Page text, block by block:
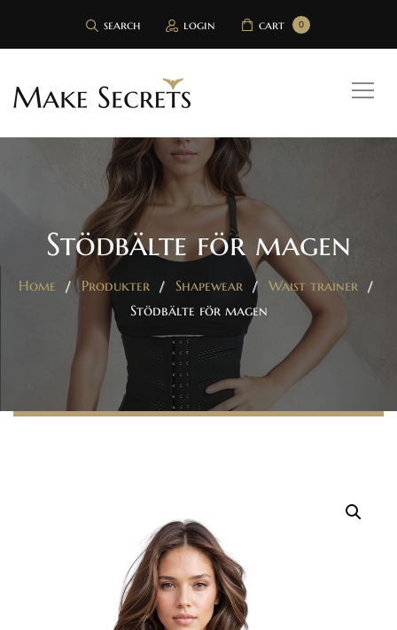
search login 0
cart
Stödbälte för magen
Home Produkter Shapewear
Waist trainer
Stödbälte för magen